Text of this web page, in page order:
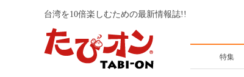
台湾を10倍楽しむための最新情報誌!!
特集